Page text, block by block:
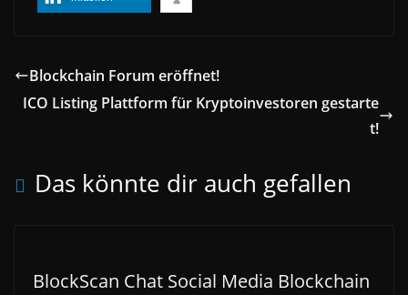
Blockchain Forum eröffnet!
ICO Listing Plattform für Kryptoinvestoren gestarte
t!
Das könnte dir auch gefallen
BlockScan Chat Social Media Blockchain